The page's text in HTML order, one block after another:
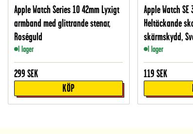
Apple Watch Series 10 42mm Lyxigt
armband med glittrande stenar,
Roséguld
I lager
299 SEK
KÖP
Apple Watch SE
Heltäckande
skärmskydd,
I lager
119 SEK